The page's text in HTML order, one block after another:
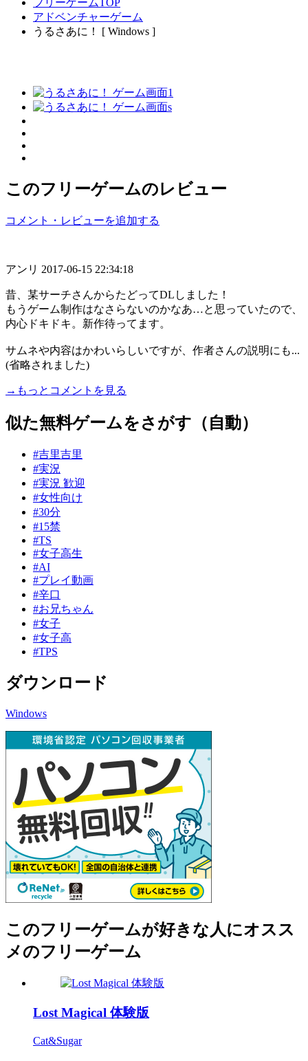
フリーゲームTOP
アドベンチャーゲーム
うるさあに！ [ Windows ]
このフリーゲームのレビュー
コメント・レビューを追加する
アンリ 2017-06-15 22:34:18
昔、某サーチさんからたどってDLしました！
もうゲーム制作はなさらないのかなあ…と思っていたので、
内心ドキドキ。新作待ってます。
サムネや内容はかわいらしいですが、作者さんの説明にも...
(省略されました)
→もっとコメントを見る
似た無料ゲームをさがす（自動）
#吉里吉里
#実況
#実況 歓迎
#女性向け
#30分
#15禁
#TS
#女子高生
#AI
#プレイ動画
#辛口
#お兄ちゃん
#女子
#女子高
#TPS
ダウンロード
Windows
このフリーゲームが好きな人にオスス
メのフリーゲーム
Lost Magical 体験版
Cat&Sugar